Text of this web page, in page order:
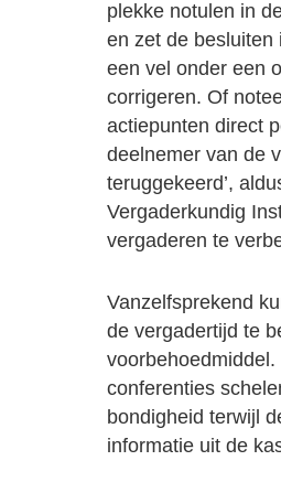
plekke notulen in
en zet de besluiten
een vel onder een
corrigeren. Of
actiepunten direct
deelnemer van de
teruggekeerd’,
Vergaderkundig
vergaderen te
Vanzelfsprekend
de vergadertijd te
conferenties
bondigheid terwijl
informatie uit de